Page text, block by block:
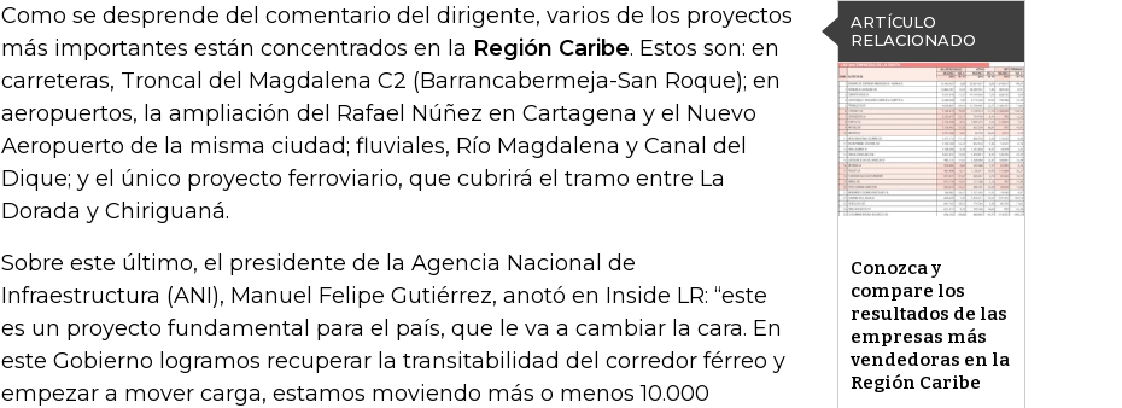
ARTÍCULO
RELACIONADO
Conozca y
compare los
resultados de las
empresas más
vendedoras en la
Región Caribe
Como se desprende del comentario del dirigente, varios de los proyectos
más importantes están concentrados en la Región Caribe. Estos son: en
carreteras, Troncal del Magdalena C2 (Barrancabermeja-San Roque); en
aeropuertos, la ampliación del Rafael Núñez en Cartagena y el Nuevo
Aeropuerto de la misma ciudad; fluviales, Río Magdalena y Canal del
Dique; y el único proyecto ferroviario, que cubrirá el tramo entre La
Dorada y Chiriguaná.
Sobre este último, el presidente de la Agencia Nacional de
Infraestructura (ANI), Manuel Felipe Gutiérrez, anotó en Inside LR: “este
es un proyecto fundamental para el país, que le va a cambiar la cara. En
este Gobierno logramos recuperar la transitabilidad del corredor férreo y
empezar a mover carga, estamos moviendo más o menos 10.000